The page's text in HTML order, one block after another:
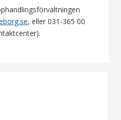
, eller 031-365 00